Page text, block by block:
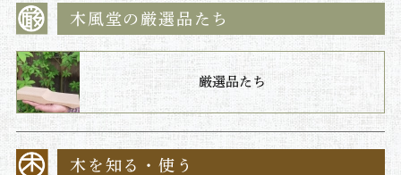
木風堂の厳選品たち
厳選品たち
木を知る・使う